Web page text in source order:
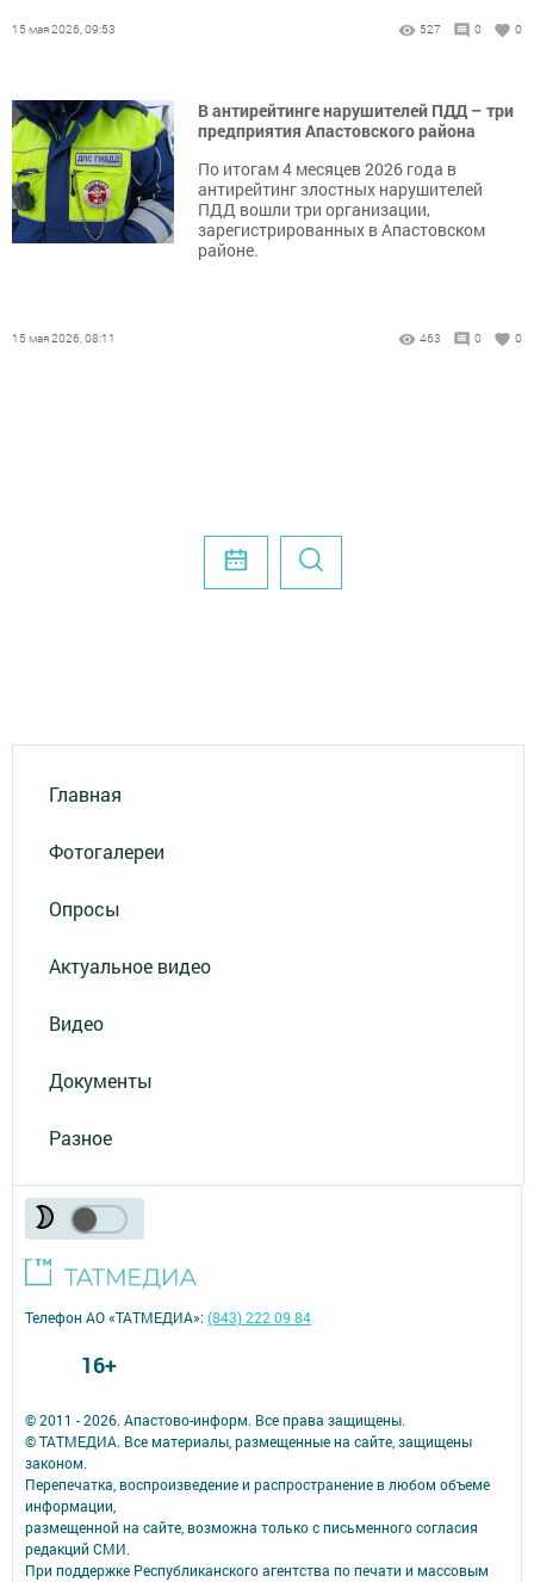
15 мая 2026, 09:53 527 0 0
В антирейтинге нарушителей ПДД – три
предприятия Апастовского района
По итогам 4 месяцев 2026 года в
антирейтинг злостных нарушителей
ПДД вошли три организации,
зарегистрированных в Апастовском
районе.
15 мая 2026, 08:11 463 0 0
Главная
Фотогалереи
Опросы
Актуальное видео
Видео
Документы
Разное
© 2011 - 2026. Апастово-информ. Все права защищены.
© ТАТМЕДИА. Все материалы, размещенные на сайте, защищены
законом.
Перепечатка, воспроизведение и распространение в любом объеме
информации,
размещенной на сайте, возможна только с письменного согласия
редакций СМИ.
При поддержке Республиканского агентства по печати и массовым
Телефон АО «ТАТМЕДИА»:(843) 222 09 84
16+